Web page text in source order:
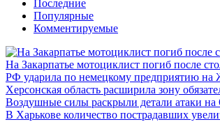
Последние
Популярные
Комментируемые
На Закарпатье мотоциклист погиб после
РФ ударила по немецкому предприятию на
Херсонская область расширила зону
Воздушные силы раскрыли детали атаки на
В Харькове количество пострадавших